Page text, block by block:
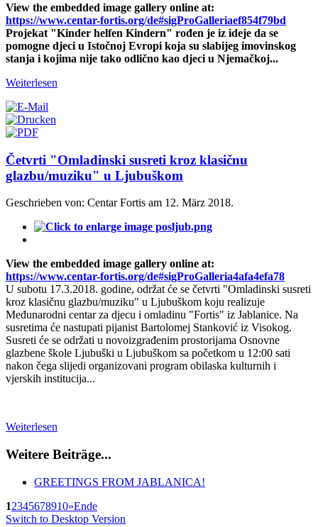
View the embedded image gallery online at:
https://www.centar-fortis.org/de#sigProGalleriaef854f79bd
Projekat "Kinder helfen Kindern" rođen je iz ideje da se
pomogne djeci u Istočnoj Evropi koja su slabijeg imovinskog
stanja i kojima nije tako odlično kao djeci u Njemačkoj...
Weiterlesen
Četvrti "Omladinski susreti kroz klasičnu
glazbu/muziku" u Ljubuškom
Geschrieben von: Centar Fortis am 12. März 2018.
View the embedded image gallery online at:
https://www.centar-fortis.org/de#sigProGalleria4afa4efa78
U subotu 17.3.2018. godine, održat će se četvrti "Omladinski susreti
kroz klasičnu glazbu/muziku" u Ljubuškom koju realizuje
Međunarodni centar za djecu i omladinu "Fortis" iz Jablanice. Na
susretima će nastupati pijanist Bartolomej Stanković iz Visokog.
Susreti će se održati u novoizgrađenim prostorijama Osnovne
glazbene škole Ljubuški u Ljubuškom sa početkom u 12:00 sati
nakon čega slijedi organizovani program obilaska kulturnih i
vjerskih institucija...
Weiterlesen
Weitere Beiträge...
GREETINGS FROM JABLANICA!
12345678910»Ende
Switch to Desktop Version